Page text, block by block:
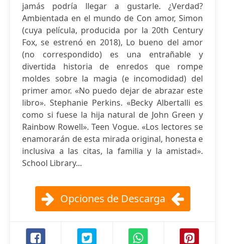
jamás podría llegar a gustarle. ¿Verdad?
Ambientada en el mundo de Con amor, Simon
(cuya película, producida por la 20th Century
Fox, se estrenó en 2018), Lo bueno del amor
(no correspondido) es una entrañable y
divertida historia de enredos que rompe
moldes sobre la magia (e incomodidad) del
primer amor. «No puedo dejar de abrazar este
libro». Stephanie Perkins. «Becky Albertalli es
como si fuese la hija natural de John Green y
Rainbow Rowell». Teen Vogue. «Los lectores se
enamorarán de esta mirada original, honesta e
inclusiva a las citas, la familia y la amistad».
School Library...
Opciones de Descarga